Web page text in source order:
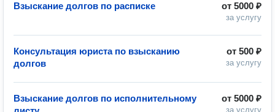
от 5000 ₽
за услугу
Взыскание долгов по расписке
от 500 ₽
за услугу
Консультация юриста по взысканию
долгов
от 5000 ₽
за услугу
Взыскание долгов по исполнительному